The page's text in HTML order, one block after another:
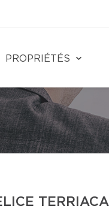
PROPRIÉTÉS
TERRIACA